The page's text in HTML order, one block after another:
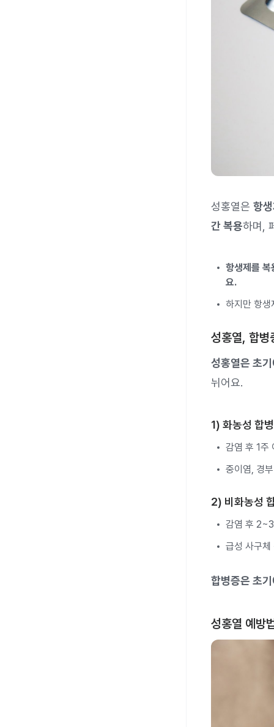
성홍열은 항
간 복용하며,
항생제를
요.
하지만 항생
성홍열, 합병
성홍열은 초
뉘어요.
1) 화농성 합
감염 후 1주
중이염, 경
2) 비화농성
감염 후
급성 사구체
합병증은 초
성홍열 예방